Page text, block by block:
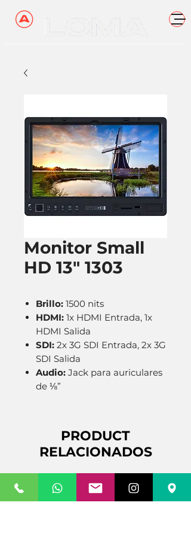
Monitor Small
HD 13" 1303
Brillo: 1500 nits
HDMI: 1x HDMI Entrada, 1x
HDMI Salida
SDI: 2x 3G SDI Entrada, 2x 3G
SDI Salida
Audio: Jack para auriculares
de ⅛”
PRODUCT
RELACIONADOS